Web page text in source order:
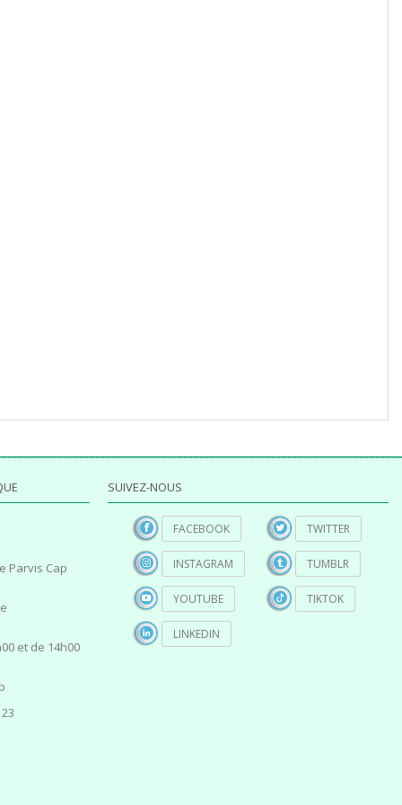
Parvis Cap
et de 14h00
SUIVEZ-NOUS
FACEBOOK
INSTAGRAM
YOUTUBE
LINKEDIN
TWITTER
TUMBLR
TIKTOK